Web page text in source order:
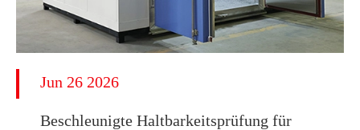
Jun 26 2026
Beschleunigte Haltbarkeitsprüfung für